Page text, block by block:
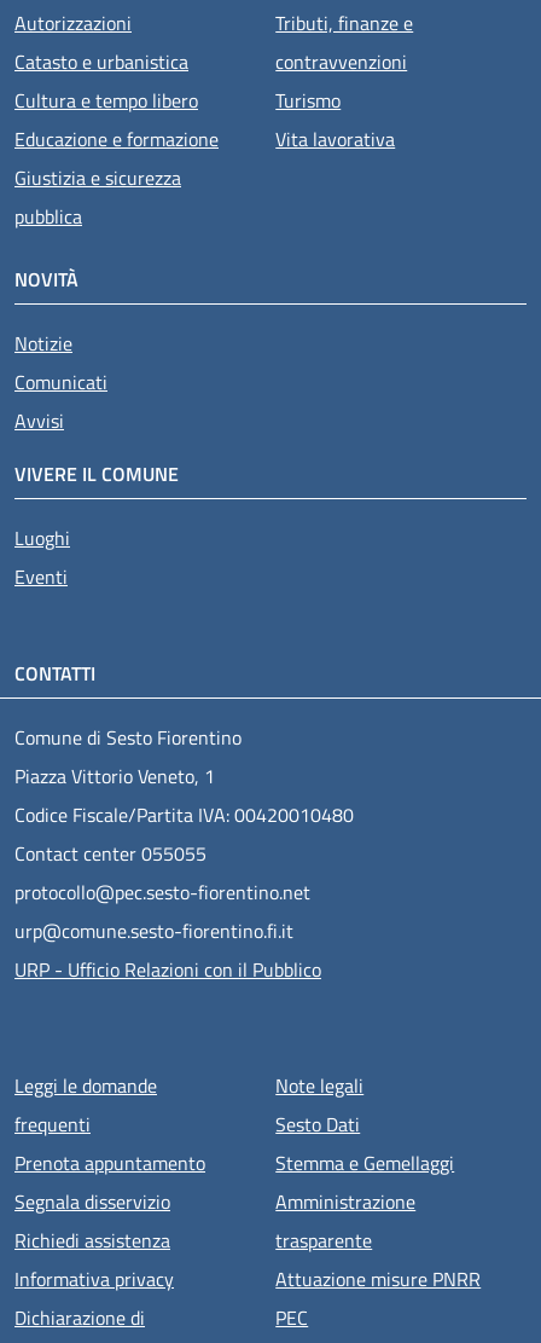
Autorizzazioni
Catasto e urbanistica
Cultura e tempo libero
Educazione e formazione
Giustizia e sicurezza
pubblica
Tributi, finanze e
contravvenzioni
Turismo
Vita lavorativa
NOVITÀ
Notizie
Comunicati
Avvisi
VIVERE IL COMUNE
Luoghi
Eventi
CONTATTI
Comune di Sesto Fiorentino
Piazza Vittorio Veneto, 1
Codice Fiscale/Partita IVA: 00420010480
Contact center 055055
protocollo@pec.sesto-fiorentino.net
urp@comune.sesto-fiorentino.fi.it
URP - Ufficio Relazioni con il Pubblico
Menu piè di pagina
Leggi le domande
frequenti
Prenota appuntamento
Segnala disservizio
Richiedi assistenza
Informativa privacy
Dichiarazione di
Note legali
Sesto Dati
Stemma e Gemellaggi
Amministrazione
trasparente
Attuazione misure PNRR
PEC